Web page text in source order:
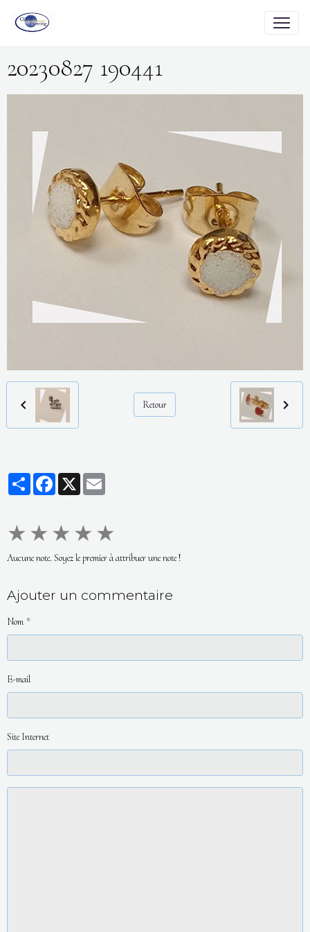
20230827 190441
Retour
PartagerFacebookX
★ ★ ★ ★ ★
Aucune note. Soyez le premier à attribuer une note !
Ajouter un commentaire
Nom
E-mail
Site Internet